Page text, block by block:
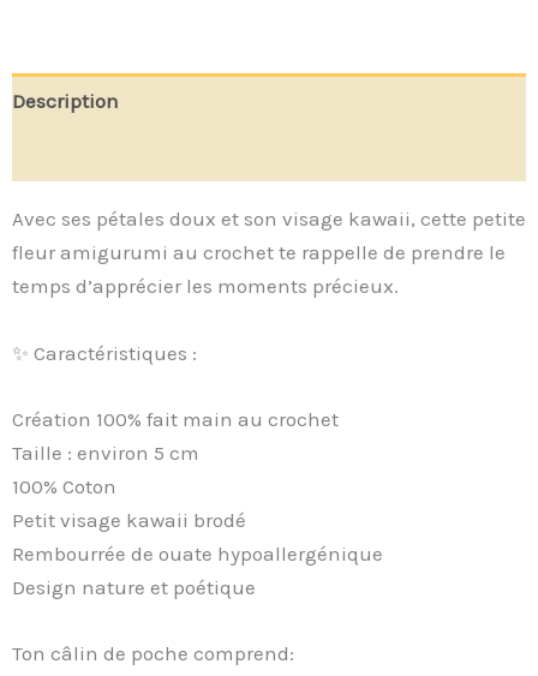
Description
Avec ses pétales doux et son visage kawaii, cette petite
fleur amigurumi au crochet te rappelle de prendre le
temps d’apprécier les moments précieux.
✨ Caractéristiques :
Création 100% fait main au crochet
Taille : environ 5 cm
100% Coton
Petit visage kawaii brodé
Rembourrée de ouate hypoallergénique
Design nature et poétique
Ton câlin de poche comprend: